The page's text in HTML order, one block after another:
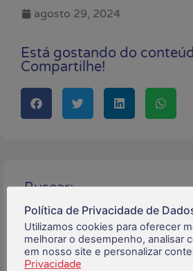
agosto 29, 2024
Está gostando do
Compartilhe!
Buscar:
Posts Recentes:
Política de Privacidade de
Utilizamos cookies para oferecer
melhorar o desempenho, analisar
em nosso site e personalizar
Privacidade